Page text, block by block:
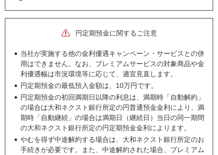
円定期預金に関するご注意
当社が実施する他の金利優遇キャンペーン・サービスとの併
用はできません。なお、プレミアムサービスの対象商品や金
利優遇幅は市況環境等に応じて、適宜見直します。
円定期預金の最低預入金額は、10万円です。
円定期預金の初回満期日以降の利息は、満期時「自動解約」
の場合は大和ネクスト銀行所定の円普通預金金利により、満
期時「自動継続」の場合は満期日（継続日）当日の同一期間
の大和ネクスト銀行所定の円定期預金金利によります。
やむを得ず中途解約する場合は、大和ネクスト銀行所定のお
手続きが必要です。また、中途解約された場合、プレミアム